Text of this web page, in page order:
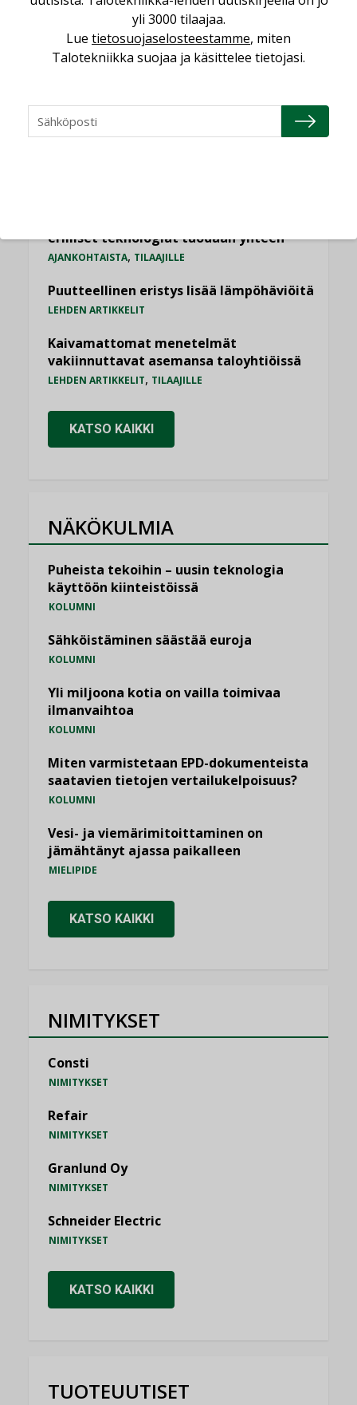
Viikko Kuukausi
Datakeskusurakointi on tekniikkalaji
LEHDEN ARTIKKELIT
”Asiakkaat hakevat kumppaneita, jotka
yhdistävät useita teknisiä osaamisalueita
erilliset teknologiat tuodaan yhteen”
AJANKOHTAISTA, TILAAJILLE
Puutteellinen eristys lisää lämpöhäviöitä
LEHDEN ARTIKKELIT
Kaivamattomat menetelmät
vakiinnuttavat asemansa taloyhtiöissä
LEHDEN ARTIKKELIT, TILAAJILLE
KATSO KAIKKI
NÄKÖKULMIA
Puheista tekoihin – uusin teknologia
käyttöön kiinteistöissä
KOLUMNI
Sähköistäminen säästää euroja
KOLUMNI
Yli miljoona kotia on vailla toimivaa
ilmanvaihtoa
KOLUMNI
Miten varmistetaan EPD-dokumenteista
saatavien tietojen vertailukelpoisuus?
KOLUMNI
Vesi- ja viemärimitoittaminen on
jämähtänyt ajassa paikalleen
MIELIPIDE
KATSO KAIKKI
NIMITYKSET
Consti
NIMITYKSET
Refair
NIMITYKSET
Granlund Oy
NIMITYKSET
Schneider Electric
NIMITYKSET
KATSO KAIKKI
TUOTEUUTISET
yli 3000 tilaajaa.
Lue tietosuojaselosteestamme, miten
Talotekniikka suojaa ja käsittelee tietojasi.